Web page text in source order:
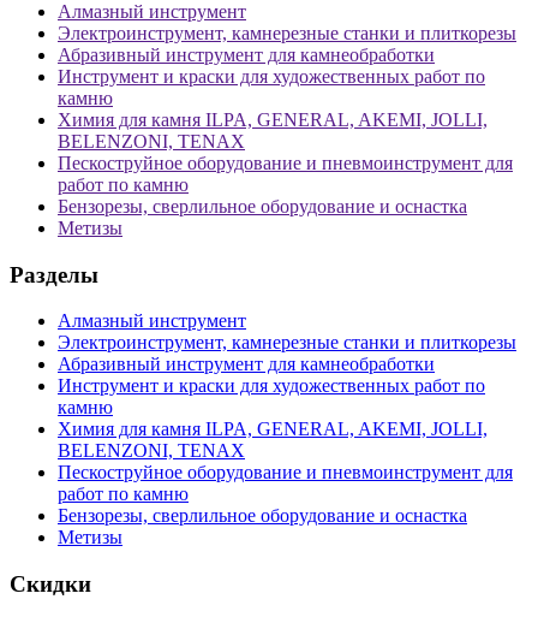
Алмазный инструмент
Электроинструмент, камнерезные станки и плиткорезы
Абразивный инструмент для камнеобработки
Инструмент и краски для художественных работ по
камню
Химия для камня ILPA, GENERAL, AKEMI, JOLLI,
BELENZONI, TENAX
Пескоструйное оборудование и пневмоинструмент для
работ по камню
Бензорезы, сверлильное оборудование и оснастка
Метизы
Разделы
Алмазный инструмент
Электроинструмент, камнерезные станки и плиткорезы
Абразивный инструмент для камнеобработки
Инструмент и краски для художественных работ по
камню
Химия для камня ILPA, GENERAL, AKEMI, JOLLI,
BELENZONI, TENAX
Пескоструйное оборудование и пневмоинструмент для
работ по камню
Бензорезы, сверлильное оборудование и оснастка
Метизы
Скидки